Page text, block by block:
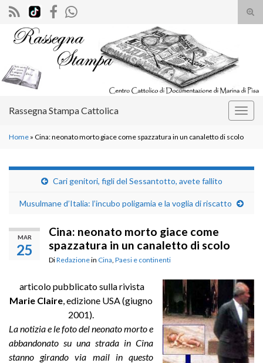
il
Search for:
Rassegna Stampa Cattolica
Home » Cina: neonato morto giace come spazzatura in un canaletto di scolo
Cari genitori, figli del Sessantotto, avete fallito
Musulmane d’Italia: l’incubo poligamia e la voglia di riscatto
MAR
25
Cina: neonato morto giace come
spazzatura in un canaletto di scolo
DiRedazionein Cina Paesi e continenti
articolo pubblicato sulla rivista
Marie Claire , edizione USA (giugno
2001).
La notizia e le foto del neonato morto e
abbandonato su una strada in Cina
stanno girando via mail in questo